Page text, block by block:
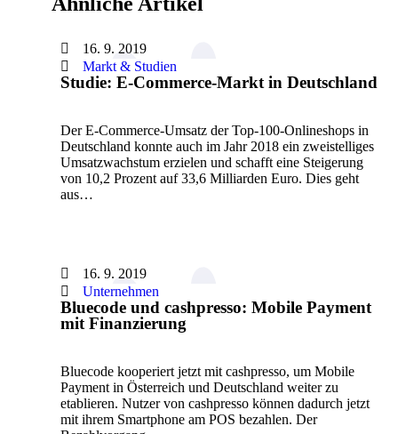
16. 9. 2019
Markt & Studien
Studie: E-Commerce-Markt in Deutschland
Der E-Commerce-Umsatz der Top-100-Onlineshops in
Deutschland konnte auch im Jahr 2018 ein zweistelliges
Umsatzwachstum erzielen und schafft eine Steigerung
von 10,2 Prozent auf 33,6 Milliarden Euro. Dies geht
aus…
16. 9. 2019
Unternehmen
Bluecode und cashpresso: Mobile Payment
mit Finanzierung
Bluecode kooperiert jetzt mit cashpresso, um Mobile
Payment in Österreich und Deutschland weiter zu
etablieren. Nutzer von cashpresso können dadurch jetzt
mit ihrem Smartphone am POS bezahlen. Der